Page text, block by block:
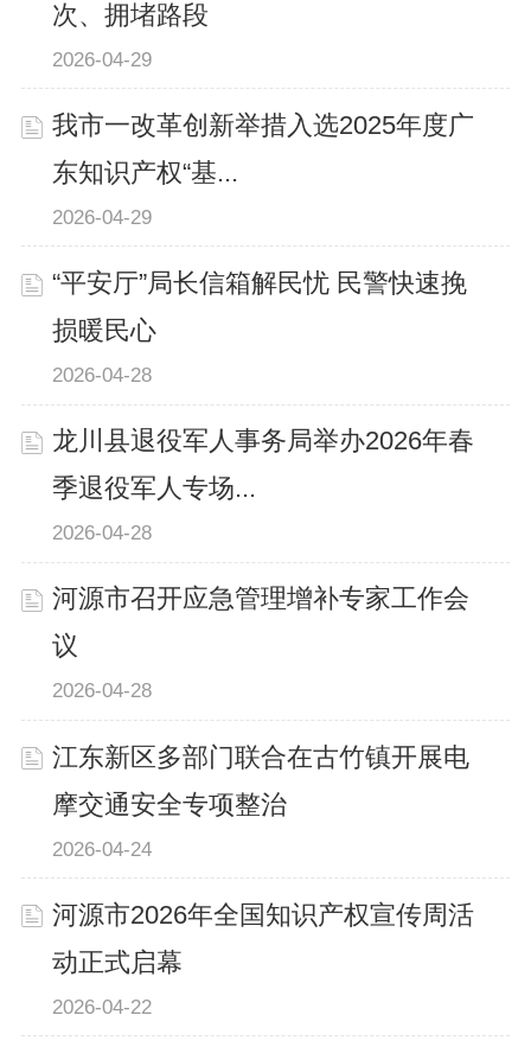
次、拥堵路段
2026-04-29
我市一改革创新举措入选2025年度广
东知识产权“基...
2026-04-29
“平安厅”局长信箱解民忧 民警快速挽
损暖民心
2026-04-28
龙川县退役军人事务局举办2026年春
季退役军人专场...
2026-04-28
河源市召开应急管理增补专家工作会
议
2026-04-28
江东新区多部门联合在古竹镇开展电
摩交通安全专项整治
2026-04-24
河源市2026年全国知识产权宣传周活
动正式启幕
2026-04-22